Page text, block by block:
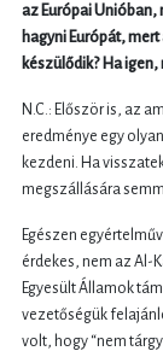
az Európai Unióban,
hagyni Európát,
készülődik? Ha
N.C.: Először is, az
eredménye egy
kezdeni. Ha
megszállására
Egészen
érdekes, nem az Al-
Egyesült Államok
vezetőségük
volt, hogy “nem